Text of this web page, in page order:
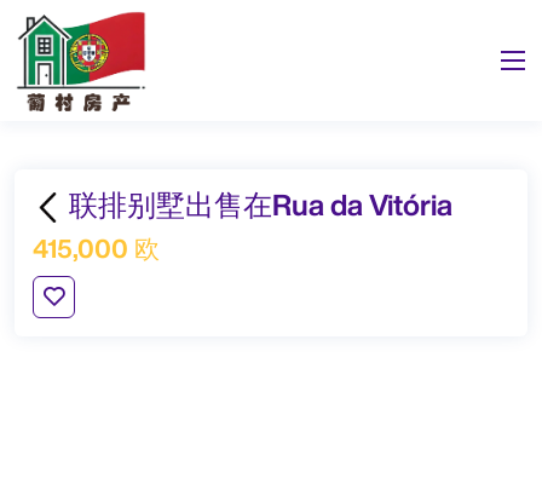
联排别墅出售在Rua da Vitória
415,000 欧